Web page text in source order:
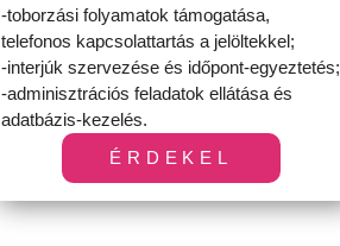
-toborzási folyamatok támogatása,
telefonos kapcsolattartás a jelöltekkel;
-interjúk szervezése és időpont-egyeztetés;
-adminisztrációs feladatok ellátása és
adatbázis-kezelés.
ÉRDEKEL